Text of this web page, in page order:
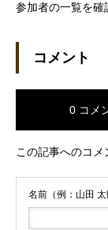
参加者の一覧を確
コメント
0 コメ
この記事へのコメ
名前（例：山田 太